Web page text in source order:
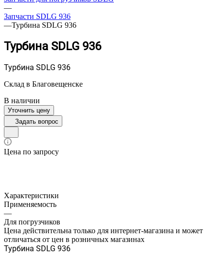
—
Запчасти SDLG 936
—Турбина SDLG 936
Турбина SDLG 936
Турбина SDLG 936
Склад в Благовещенске
В наличии
Уточнить цену
Задать вопрос
Цена по запросу
Характеристики
Применяемость
—
Для погрузчиков
Цена действительна только для интернет-магазина и может
отличаться от цен в розничных магазинах
Турбина SDLG 936